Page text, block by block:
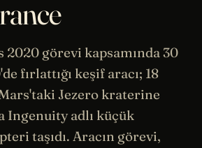
2020 görevi kapsamında 30
fırlattığı keşif aracı; 18
Jezero kraterine
Ingenuity adlı küçük
taşıdı. Aracın görevi,